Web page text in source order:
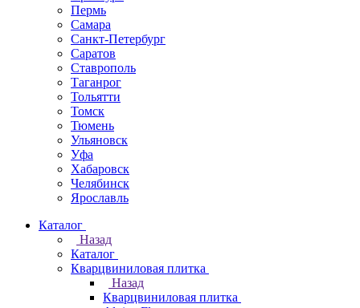
Пермь
Самара
Санкт-Петербург
Саратов
Ставрополь
Таганрог
Тольятти
Томск
Тюмень
Ульяновск
Уфа
Хабаровск
Челябинск
Ярославль
Каталог
Назад
Каталог
Кварцвиниловая плитка
Назад
Кварцвиниловая плитка